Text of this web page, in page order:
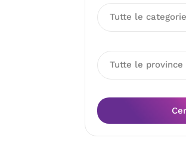
Tutte le categorie
Tutte le province